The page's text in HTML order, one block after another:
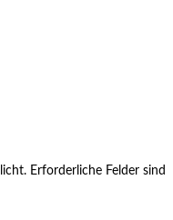
Erforderliche Felder sind